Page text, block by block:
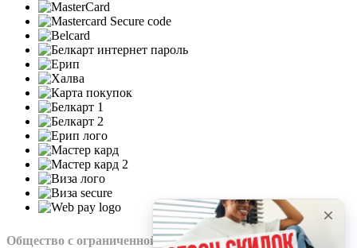
Общество с ограниченной ответственностью “Нохо